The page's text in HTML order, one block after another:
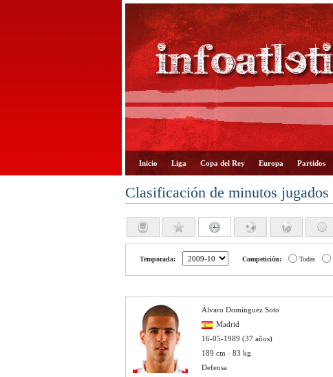
Inicio Liga Copa del Rey Europa Partidos
Clasificación de minutos jugados
Temporada: Competición: Todas
Álvaro Domínguez Soto
Madrid
16-05-1989 (37 años)
189 cm · 83 kg
Defensa